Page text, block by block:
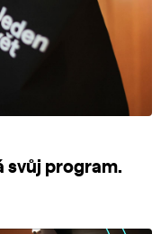
svůj program.